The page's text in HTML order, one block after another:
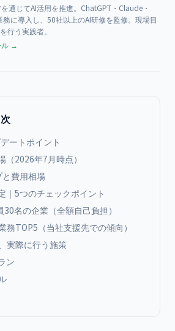
通じてAI活用を推進。ChatGPT・Claude・
に導入し、50社以上のAI研修を監修。現場目
行う実践者。
ル →
ートポイント
（2026年7月時点）
費用相場
｜5つのチェックポイント
名の企業（全額自己負担）
務TOP5（当社支援先での傾向）
実際に行う施策
ン